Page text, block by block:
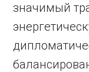
значимый